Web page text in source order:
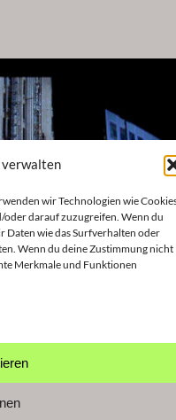
verwalten
wir Technologien wie
darauf zuzugreifen. Wenn du
Daten wie das Surfverhalten oder
Wenn du deine Zustimmung nicht
Merkmale und Funktionen